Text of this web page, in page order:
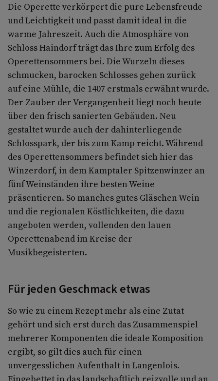
Die Operette verkörpert die pure Lebensfreude
und Leichtigkeit und passt damit ideal in die
warme Jahreszeit. Auch die Atmosphäre von
Schloss Haindorf trägt das Ihre zum Erfolg des
Operettensommers bei. Die Wurzeln dieses
schmucken, barocken Schlosses gehen zurück
auf eine Mühle, die 1407 erstmals erwähnt wurde.
Der Zauber der Vergangenheit liegt noch heute
über den frisch sanierten Gebäuden. Neu
gestaltet wurde auch der dahinterliegende
Schlosspark, der bis zum Kamp reicht. Während
des Operettensommers befindet sich hier das
Winzerdorf, in dem Kamptaler Spitzenwinzer an
fünf Weinständen ihre besten Weine
präsentieren. So manches gutes Gläschen Wein
und die regionalen Köstlichkeiten, die dazu
angeboten werden, vollenden den lauen
Operettenabend im Kreise der
Musikbegeisterten.
Für jeden Geschmack etwas
So wie zu einem Rezept mehr als eine Zutat
gehört und sich erst durch das Zusammenspiel
mehrerer Komponenten die ideale Komposition
ergibt, so gilt dies auch für einen
unvergesslichen Aufenthalt in Langenlois.